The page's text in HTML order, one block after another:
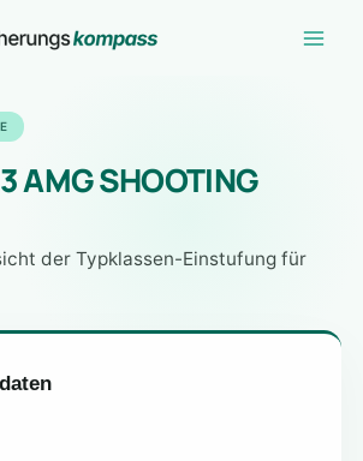
AMG SHOOTING
der Typklassen-Einstufung für